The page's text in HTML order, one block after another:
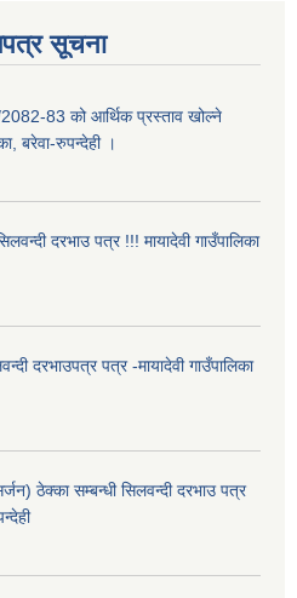
सूचना
83 को आर्थिक प्रस्ताव खोल्ने
बरेवा-रुपन्देही ।
दरभाउ पत्र !!! मायादेवी गाउँपालिका
दरभाउपत्र पत्र -मायादेवी गाउँपालिका
ठेक्का सम्बन्धी सिलवन्दी दरभाउ पत्र